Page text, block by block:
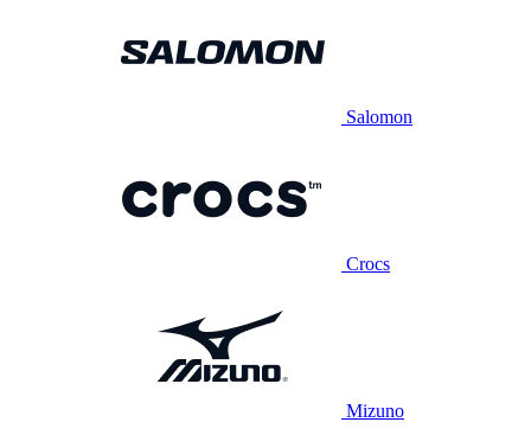
Salomon
Crocs
Mizuno